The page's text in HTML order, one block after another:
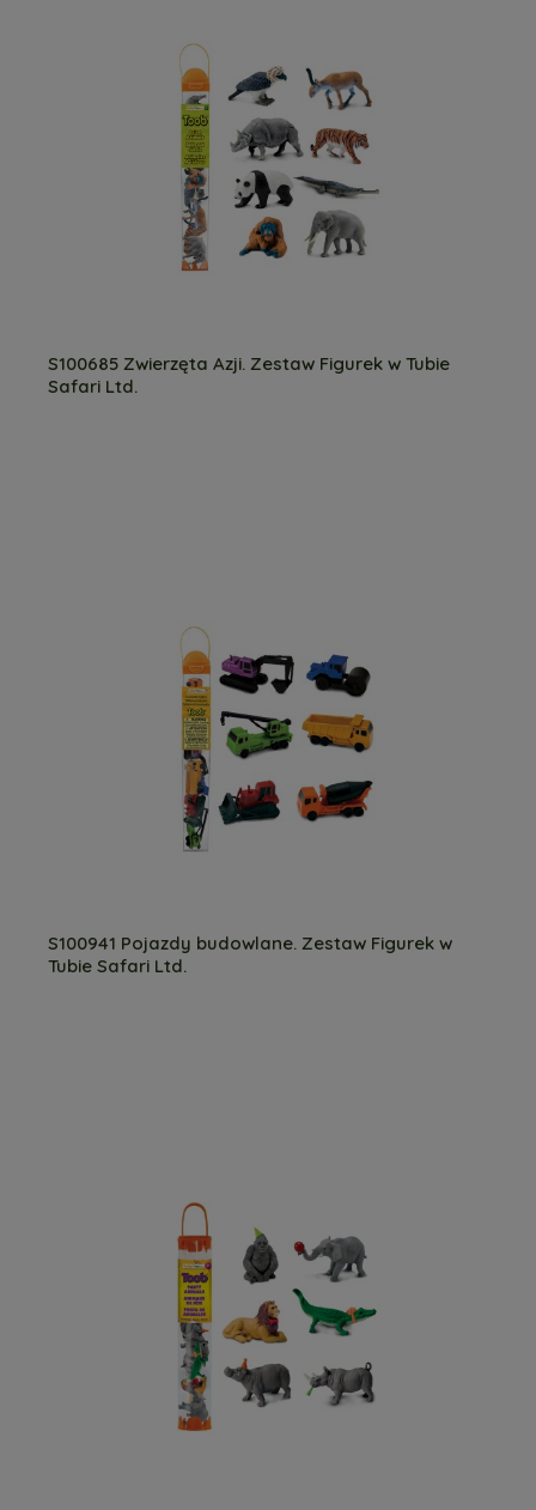
S100685 Zwierzęta Azji. Zestaw Figurek w Tubie
Safari Ltd.
S100941 Pojazdy budowlane. Zestaw Figurek w
Tubie Safari Ltd.